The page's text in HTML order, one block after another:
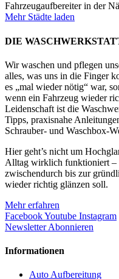
Fahrzeugaufbereiter in der
Mehr Städte laden
DIE
Wir waschen und pflegen
alles, was uns in die Finger
es „mal wieder nötig“ war,
wenn ein Fahrzeug wieder
Leidenschaft ist die
Tipps, praxisnahe
Schrauber- und Waschbox-
Hier geht’s nicht um
Alltag wirklich funktioniert –
zwischendurch bis zur
wieder richtig glänzen soll.
Mehr erfahren
FacebookYoutube Instagram
Newsletter Abonnieren
Informationen
Auto Aufbereitung